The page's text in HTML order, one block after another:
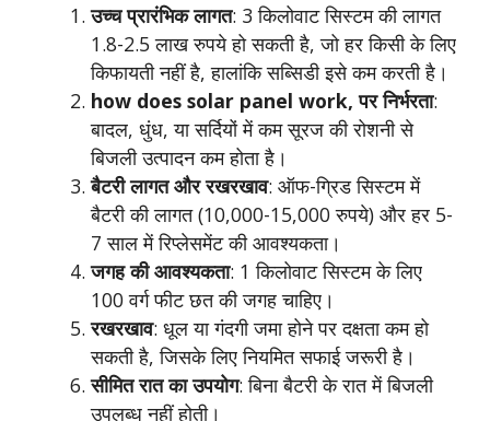
उच्च प्रारंभिक लागत: 3 किलोवाट सिस्टम की लागत
1.8-2.5 लाख रुपये हो सकती है, जो हर किसी के लिए
किफायती नहीं है, हालांकि सब्सिडी इसे कम करती है।
how does solar panel work, पर निर्भरता:
बादल, धुंध, या सर्दियों में कम सूरज की रोशनी से
बिजली उत्पादन कम होता है।
बैटरी लागत और रखरखाव: ऑफ-ग्रिड सिस्टम में
बैटरी की लागत (10,000-15,000 रुपये) और हर 5-
7 साल में रिप्लेसमेंट की आवश्यकता।
जगह की आवश्यकता: 1 किलोवाट सिस्टम के लिए
100 वर्ग फीट छत की जगह चाहिए।
रखरखाव: धूल या गंदगी जमा होने पर दक्षता कम हो
सकती है, जिसके लिए नियमित सफाई जरूरी है।
सीमित रात का उपयोग: बिना बैटरी के रात में बिजली
उपलब्ध नहीं होती।